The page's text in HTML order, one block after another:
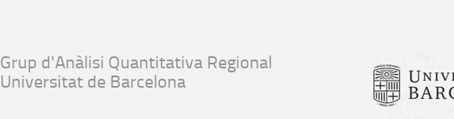
Grup d'Anàlisi Quantitativa Regional
Universitat de Barcelona